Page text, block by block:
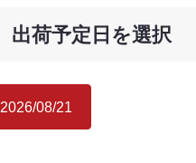
出荷予定日を選択
2026/08/21